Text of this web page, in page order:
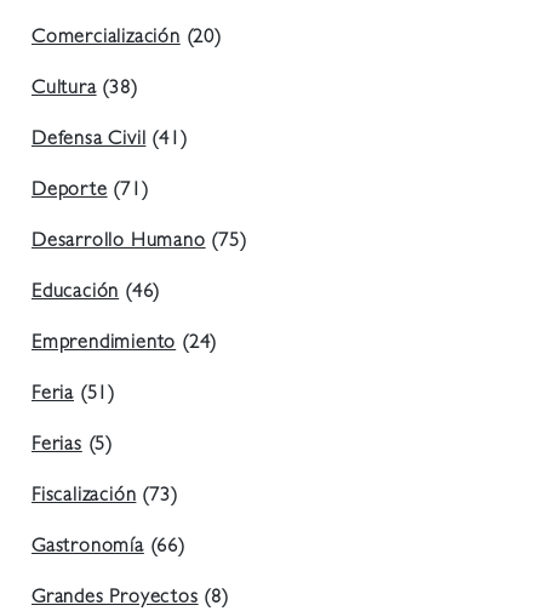
Comercialización(20)
Cultura(38)
Defensa Civil(41)
Deporte(71)
Desarrollo Humano(75)
Educación(46)
Emprendimiento(24)
Feria (51)
Ferias(5)
Fiscalización(73)
Gastronomía(66)
Grandes Proyectos(8)